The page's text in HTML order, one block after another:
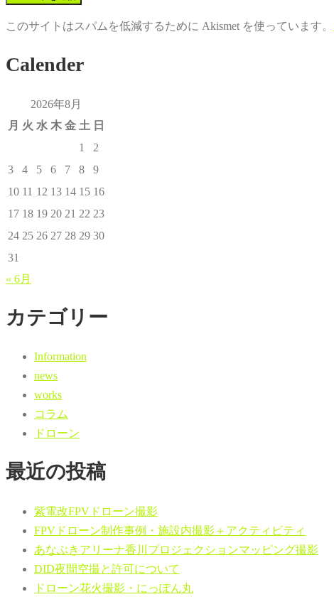
このサイトはスパムを低減するために Akismet を使っています。
Calender
2026年8月
月 火 水 木 金 土 日
1
2
3
4 5 6 7 8
9
10 11 12 13 14 15 16
17 18 19 20 21 22 23
24 25 26 27 28 29 30
31
« 6月
カテゴリー
Information
news
works
コラム
ドローン
最近の投稿
紫電改FPVドローン撮影
FPVドローン制作事例・施設内撮影＋アクティビティ
あなぶきアリーナ香川プロジェクションマッピング撮影
DID夜間空撮と許可について
ドローン花火撮影・にっぽん丸